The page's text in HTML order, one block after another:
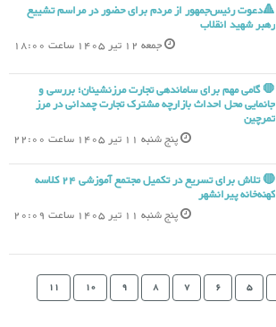
🔺دعوت رئیس‌جمهور از مردم برای حضور در مراسم تشییع
رهبر شهید انقلاب
جمعه 12 تیر 1405 ساعت 18:00
🛑 گامی مهم برای ساماندهی تجارت مرزنشینان؛ بررسی و
جانمایی محل احداث بازارچه مشترک تجارت چمدانی در مرز
تمرچین
پنج شنبه 11 تیر 1405 ساعت 22:00
🔴 تلاش برای تسریع در تکمیل مجتمع آموزشی 24 کلاسه
کهنه‌خانه پیرانشهر
پنج شنبه 11 تیر 1405 ساعت 20:09
5
6
7
8
9
10
11